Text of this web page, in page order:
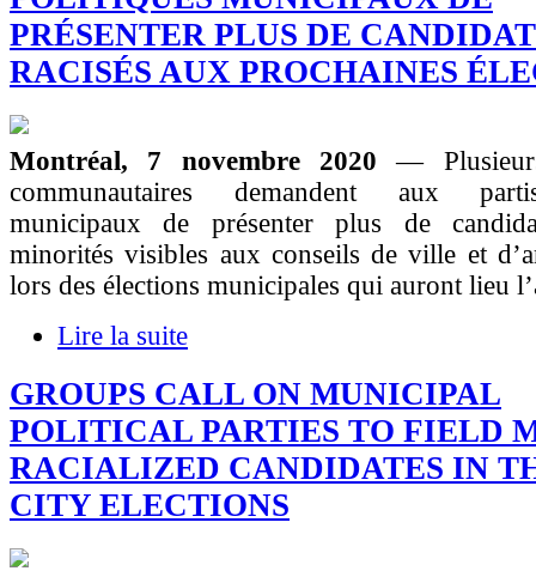
PRÉSENTER PLUS DE
RACISÉS AUX PROCHAINES
Montréal, 7 novembre 2020—
communautaires demandent aux
municipaux de présenter plus de
minorités visibles aux conseils de ville et
lors des élections municipales qui auront lieu
Lire la suite
GROUPS CALL ON MUNICIPAL
POLITICAL PARTIES TO FIELD
RACIALIZED CANDIDATES IN
CITY ELECTIONS